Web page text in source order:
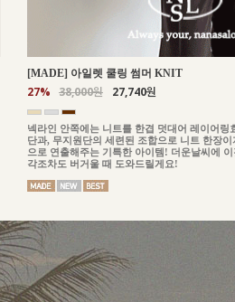
[MADE] 아일렛 쿨링 썸머 KNIT
27% 38,000원 27,740원
넥라인 안쪽에는 니트를 한겹 덧대어 레이어링
단과, 무지원단의 세련된 조합으로 니트 한장
으로 연출해주는 기특한 아이템! 더운날씨에
각조차도 버거울 때 도와드릴게요!